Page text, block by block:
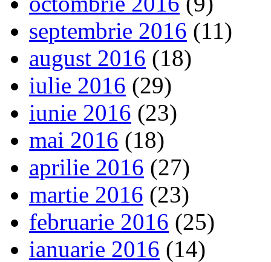
septembrie 2016 (11)
august 2016 (18)
iulie 2016 (29)
iunie 2016 (23)
mai 2016 (18)
aprilie 2016 (27)
martie 2016 (23)
februarie 2016 (25)
ianuarie 2016 (14)